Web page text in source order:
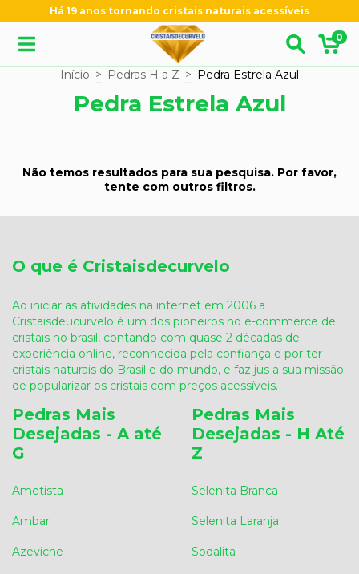
Há 19 anos tornando cristais naturais acessíveis
0
Início > Pedras H a Z > Pedra Estrela Azul
Pedra Estrela Azul
Não temos resultados para sua pesquisa. Por favor,
tente com outros filtros.
O que é Cristaisdecurvelo
Ao iniciar as atividades na internet em 2006 a
Cristaisdeucurvelo é um dos pioneiros no e-commerce de
cristais no brasil, contando com quase 2 décadas de
experiência online, reconhecida pela confiança e por ter
cristais naturais do Brasil e do mundo, e faz jus a sua missão
de popularizar os cristais com preços acessíveis.
Pedras Mais
Desejadas - A até
G
Ametista
Ambar
Azeviche
Pedras Mais
Desejadas - H Até
Z
Selenita Branca
Selenita Laranja
Sodalita